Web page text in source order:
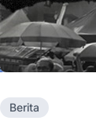
Berita